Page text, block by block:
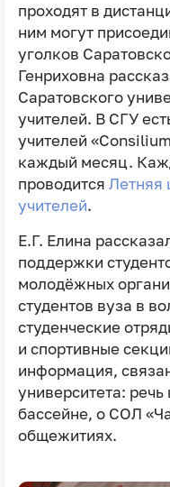
проходят в
ним могут
уголков
Генриховна
Саратовского
учителей. В СГУ
учителей
каждый месяц.
проводится Летняя
учителей.
Е.Г. Елина
поддержки
молодёжных
студентов вуза в
студенческие
и спортивные
информация,
университета:
бассейне, о СОЛ
общежитиях.